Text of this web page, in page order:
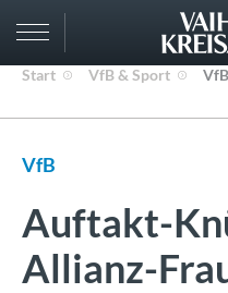
Start VfB & Sport VfB
VfB
Auftakt-
Allianz-